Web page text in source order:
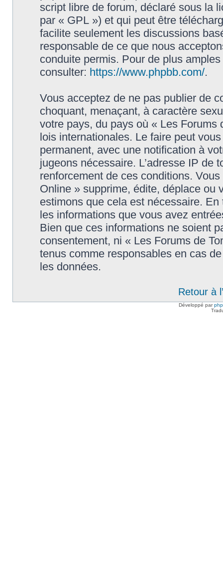
script libre de forum, déclaré sous la
par « GPL ») et qui peut être
facilite seulement les discussions
responsable de ce que nous
conduite permis. Pour de plus
consulter: https://www.phpbb.com/.
Vous acceptez de ne pas publier de
choquant, menaçant, à caractère
votre pays, du pays où « Les
lois internationales. Le faire peut
permanent, avec une notification à
jugeons nécessaire. L’adresse IP de
renforcement de ces conditions.
Online » supprime, édite, déplace ou
estimons que cela est nécessaire.
les informations que vous avez
Bien que ces informations ne soient
consentement, ni « Les Forums de
tenus comme responsables en cas
les données.
Retour à
Développé par